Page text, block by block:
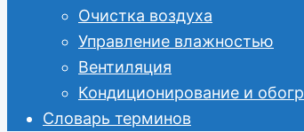
Очистка воздуха
Управление влажностью
Вентиляция
Кондиционирование и
Словарь терминов